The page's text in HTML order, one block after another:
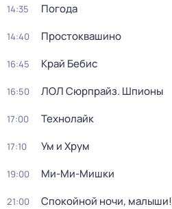
14:35 Погода
14:40 Простоквашино
16:45 Край Бебис
16:50 ЛОЛ Сюрпрайз. Шпионы
17:00 Технолайк
17:10 Ум и Хрум
19:00 Ми-Ми-Мишки
21:00 Спокойной ночи, малыши!